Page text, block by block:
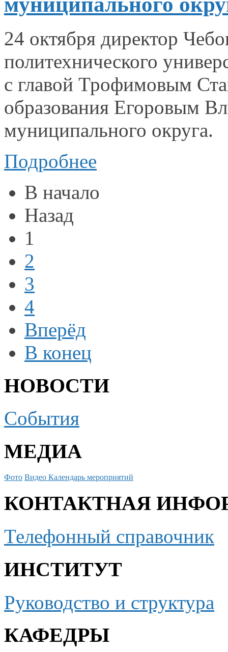
24 октября директор
политехнического
с главой Трофимовым
образования Егоровым
муниципального округа.
Подробнее
В начало
Назад
1
2
3
4
Вперёд
В конец
НОВОСТИ
События
МЕДИА
Фото Видео Календарь мероприятий
КОНТАКТНАЯ
Телефонный справочник
ИНСТИТУТ
Руководство и структура
КАФЕДРЫ